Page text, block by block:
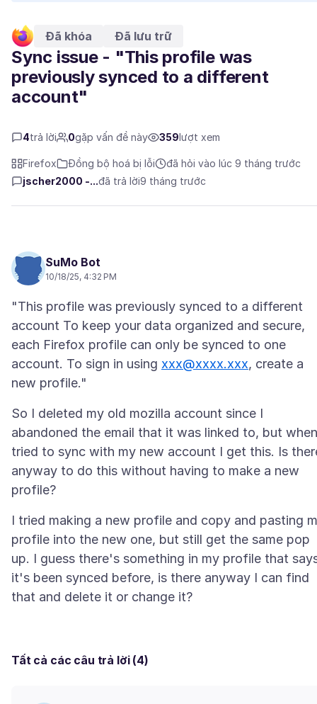
Đã khóa Đã lưu trữ
Sync issue - "This profile was
previously synced to a different
account"
4trả lời 0gặp vấn đề này 359lượt xem
Firefox Đồng bộ hoá bị lỗi
đã hỏi vào lúc 9 tháng trước
jscher2000 -...đã trả lời9 tháng trước
SuMo Bot
10/18/25, 4:32 PM
"This profile was previously synced to a different
account To keep your data organized and secure,
each Firefox profile can only be synced to one
account. To sign in using xxx@xxxx.xxx, create a
So I deleted my old mozilla account since I
abandoned the email that it was linked to, but
tried to sync with my new account I get this. Is
anyway to do this without having to make a new
I tried making a new profile and copy and pasting
profile into the new one, but still get the same pop
up. I guess there's something in my profile that
it's been synced before, is there anyway I can find
Tất cả các câu trả lời (4)